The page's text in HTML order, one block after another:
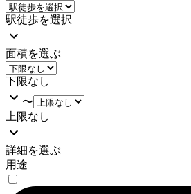
駅徒歩を選択
面積を選ぶ
下限なし
〜
上限なし
詳細を選ぶ
用途